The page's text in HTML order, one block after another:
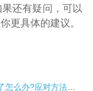
还有疑问，可以
更具体的建议。
对方法和常见问题解答